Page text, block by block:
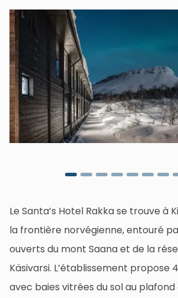
Le Santa’s Hotel Rakka se trouve à
la frontière norvégienne, entouré
ouverts du mont Saana et de la
Käsivarsi. L’établissement propose
avec baies vitrées du sol au